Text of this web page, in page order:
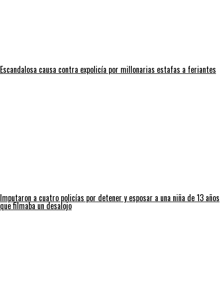
Escandalosa causa contra expolicía por millonarias estafas a feriantes
Imputaron a cuatro policías por detener y esposar a una niña de 13 años
que filmaba un desalojo